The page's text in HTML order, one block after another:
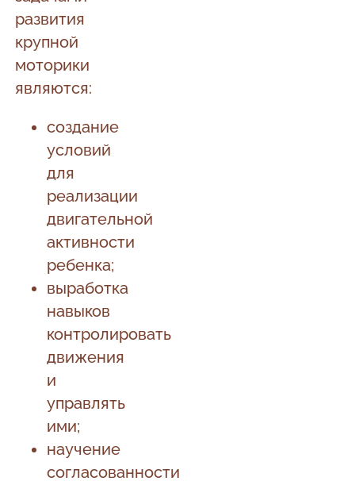
развития
крупной
моторики
являются:
создание
условий
для
реализации
двигательной
активности
ребенка;
выработка
навыков
контролировать
движения
и
управлять
ими;
научение
согласованности